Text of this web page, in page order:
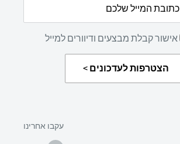
כתובת המייל שלכם
אישור קבלת מבצעים ודיוורים למייל
הצטרפות לעדכונים >
עקבו אחרינו